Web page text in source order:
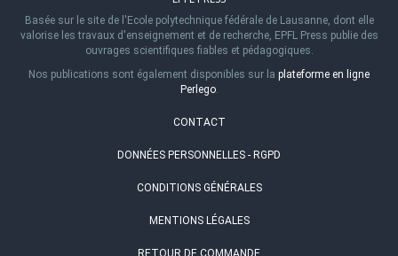
Basée sur le site de l'Ecole polytechnique fédérale de Lausanne, dont elle
valorise les travaux d'enseignement et de recherche, EPFL Press publie des
ouvrages scientifiques fiables et pédagogiques.
Nos publications sont également disponibles sur la plateforme en ligne
Perlego.
CONTACT
DONNÉES PERSONNELLES - RGPD
CONDITIONS GÉNÉRALES
MENTIONS LÉGALES
RETOUR DE COMMANDE